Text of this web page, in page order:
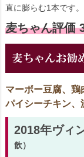
直に膨らむ1本です。
麦ちゃん評価
マーボー豆腐、鶏
パイシーチキン、
2018年ヴィ
飲）